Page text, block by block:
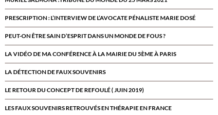
PRESCRIPTION : L’INTERVIEW DE L’AVOCATE PÉNALISTE MARIE DOSÉ
PEUT-ON ÊTRE SAIN D’ESPRIT DANS UN MONDE DE FOUS ?
LA VIDÉO DE MA CONFÉRENCE À LA MAIRIE DU 5ÈME À PARIS
LA DÉTECTION DE FAUX SOUVENIRS
LE RETOUR DU CONCEPT DE REFOULÉ ( JUIN 2019)
LES FAUX SOUVENIRS RETROUVÉS EN THÉRAPIE EN FRANCE